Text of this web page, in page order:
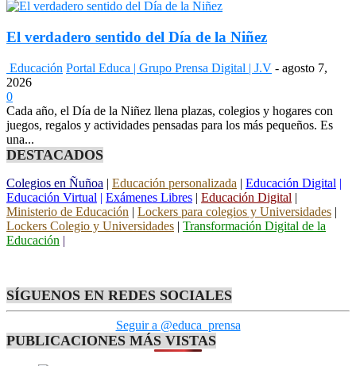
El verdadero sentido del Día de la Niñez
Educación Portal Educa | Grupo Prensa Digital | J.V - agosto 7,
2026
0
Cada año, el Día de la Niñez llena plazas, colegios y hogares con
juegos, regalos y actividades pensadas para los más pequeños. Es
una...
DESTACADOS
Colegios en Ñuñoa | Educación personalizada | Educación Digital |
Educación Virtual | Exámenes Libres | Educación Digital |
Ministerio de Educación | Lockers para colegios y Universidades |
Lockers Colegio y Universidades | Transformación Digital de la
Educación |
SÍGUENOS EN REDES SOCIALES
Seguir a @educa_prensa
PUBLICACIONES MÁS VISTAS